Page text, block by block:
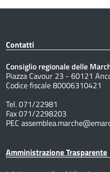
Contatti
Consiglio regionale delle
Piazza Cavour 23 - 60121
Codice fiscale 80006310421
Tel. 071/22981
Fax 071/2298203
PEC
Amministrazione Trasparente